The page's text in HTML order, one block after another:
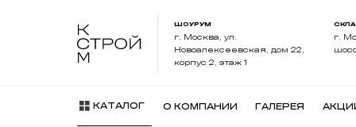
ШОУРУМ
г. Москва, ул.
Новоалексеевская, дом 22,
корпус 2, этаж 1
г.
КАТАЛОГ О КОМПАНИИ ГАЛЕРЕЯ